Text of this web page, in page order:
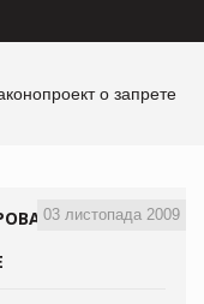
о запрете
03 листопада 2009